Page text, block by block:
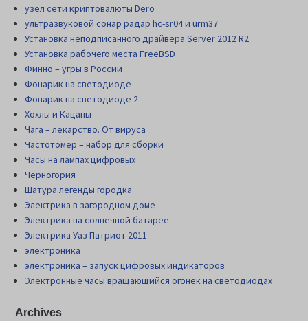
узел сети криптовалюты Dero
ультразвуковой сонар радар hc-sr04 и urm37
Установка неподписанного драйвера Server 2012 R2
Установка рабочего места FreeBSD
Финно – угры в России
Фонарик на светодиоде
Фонарик на светодиоде 2
Хохлы и Кацапы
Чага – лекарство. От вируса
Частотомер – набор для сборки
Часы на лампах цифровых
Черногория
Шатура легенды городка
Электрика в загородном доме
Электрика на солнечной батарее
Электрика Уаз Патриот 2011
электроника
электроника – запуск цифровых индикаторов
Электронные часы вращающийся огонек на светодиодах
Archives